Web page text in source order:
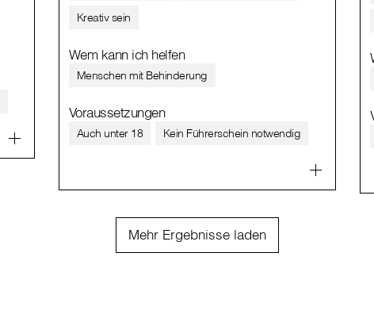
Kreativ sein
Wem kann ich helfen
Menschen mit Behinderung
Voraussetzungen
Auch unter 18 Kein Führerschein notwendig
Mehr Ergebnisse laden